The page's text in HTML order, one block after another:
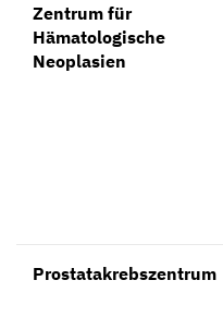
Zentrum für
Hämatologische
Neoplasien
Prostatakrebszentrum